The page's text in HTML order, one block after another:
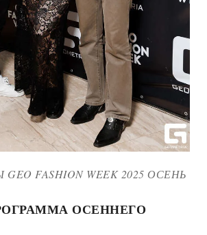
FASHION WEEK 2025 ОСЕНЬ
ОСЕННЕГО